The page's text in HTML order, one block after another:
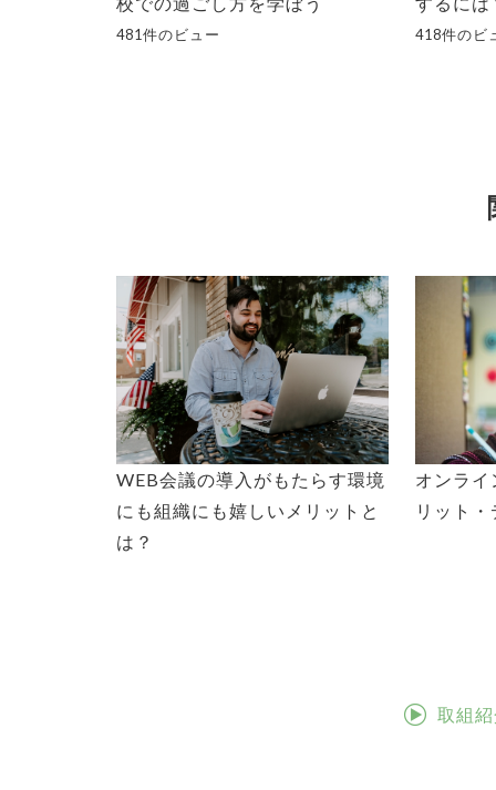
481件のビュー 418件のビ
WEB会議の導入がもたらす環境
にも組織にも嬉しいメリットと
は？
オンラ
リット
取組